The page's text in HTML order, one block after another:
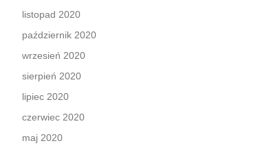
listopad 2020
październik 2020
wrzesień 2020
sierpień 2020
lipiec 2020
czerwiec 2020
maj 2020